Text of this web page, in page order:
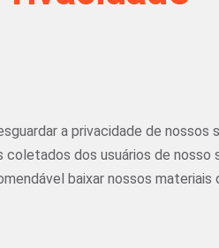
a privacidade de nossos
dos usuários de nosso
baixar nossos materiais